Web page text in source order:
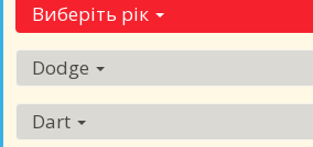
Виберіть рік
Dodge
Dart